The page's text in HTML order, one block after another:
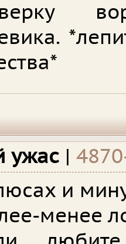
ужас |
и
менее